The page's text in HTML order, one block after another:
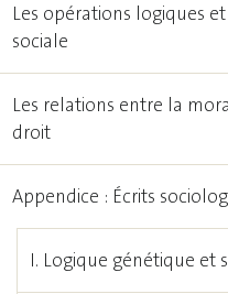
Les opérations logiques
sociale
Les relations entre la
droit
Appendice : Écrits
I. Logique génétique et